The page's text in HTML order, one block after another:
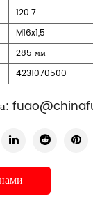
120.7
M16x1,5
285 мм
4231070500